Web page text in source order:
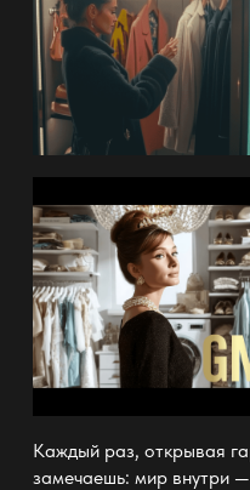
Каждый раз, открывая
замечаешь: мир внутри